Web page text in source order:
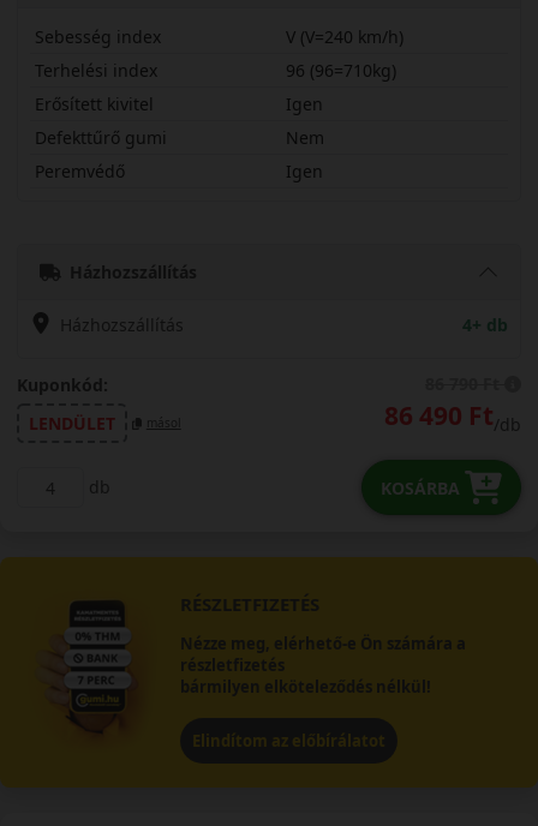
Sebesség index
V (V=240 km/h)
Terhelési index
96 (96=710kg)
Erősített kivitel
Igen
Defekttűrő gumi
Nem
Peremvédő
Igen
Házhozszállítás
Házhozszállítás 4+ db
Kuponkód:
LENDÜLET
másol 86 490 Ft/db
db KOSÁRBA
RÉSZLETFIZETÉS
Nézze meg, elérhető-e Ön számára a
részletfizetés
bármilyen elköteleződés nélkül!
Elindítom az előbírálatot